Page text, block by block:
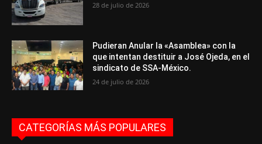
28 de julio de 2026
Pudieran Anular la «Asamblea» con la
que intentan destituir a José Ojeda, en el
sindicato de SSA-México.
24 de julio de 2026
CATEGORÍAS MÁS POPULARES